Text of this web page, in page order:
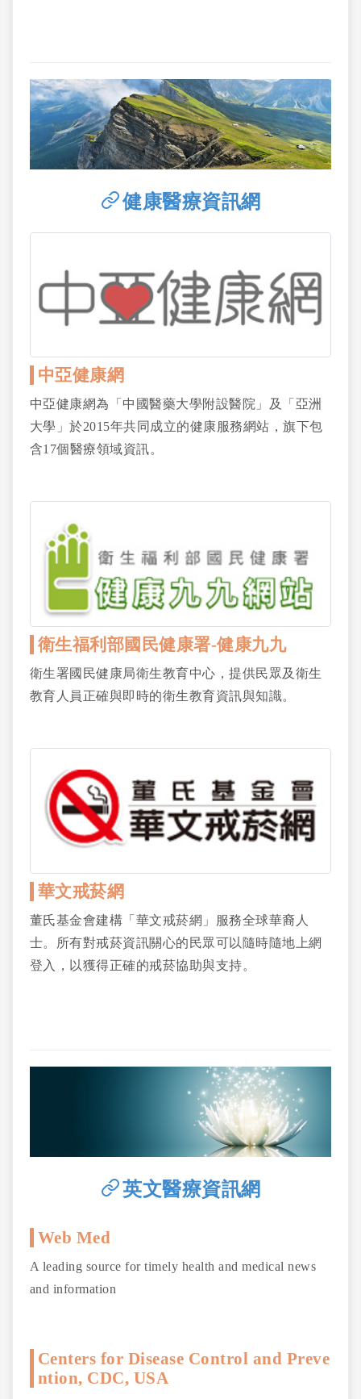
健康醫療資訊網
中亞健康網
中亞健康網為「中國醫藥大學附設醫院」及「亞洲
大學」於2015年共同成立的健康服務網站，旗下包
含17個醫療領域資訊。
衛生福利部國民健康署-健康九九
衛生署國民健康局衛生教育中心，提供民眾及衛生
教育人員正確與即時的衛生教育資訊與知識。
華文戒菸網
董氏基金會建構「華文戒菸網」服務全球華裔人
士。所有對戒菸資訊關心的民眾可以隨時隨地上網
登入，以獲得正確的戒菸協助與支持。
英文醫療資訊網
Web Med
A leading source for timely health and medical news
and information
Centers for Disease Control and Preve
ntion, CDC, USA